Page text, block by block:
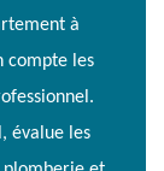
à
compte les
évalue les